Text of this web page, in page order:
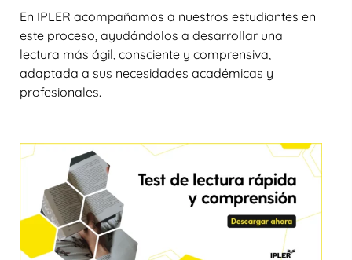
En IPLER acompañamos a nuestros estudiantes en
este proceso, ayudándolos a desarrollar una
lectura más ágil, consciente y comprensiva,
adaptada a sus necesidades académicas y
profesionales.